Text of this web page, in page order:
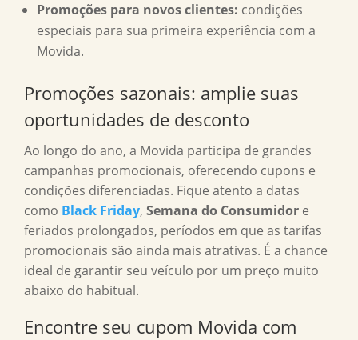
Promoções para novos clientes: condições
especiais para sua primeira experiência com a
Movida.
Promoções sazonais: amplie suas
oportunidades de desconto
Ao longo do ano, a Movida participa de grandes
campanhas promocionais, oferecendo cupons e
condições diferenciadas. Fique atento a datas
como Black Friday, Semana do Consumidor e
feriados prolongados, períodos em que as tarifas
promocionais são ainda mais atrativas. É a chance
ideal de garantir seu veículo por um preço muito
abaixo do habitual.
Encontre seu cupom Movida com